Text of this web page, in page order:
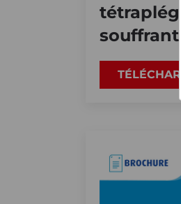
souffrant